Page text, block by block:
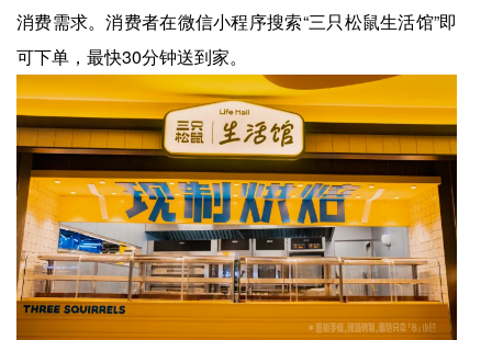
消费需求。消费者在微信小程序搜索“三只松鼠生活馆”即
可下单，最快30分钟送到家。